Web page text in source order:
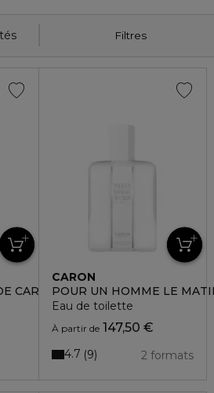
Filtres
CARON
CARON
POUR UN HOMME LE
Eau de toilette
À partir de147,50 €
2 formats
4.7 9